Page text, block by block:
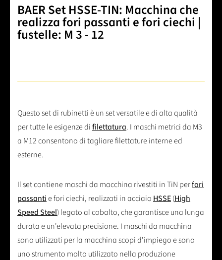
BAER Set HSSE-TIN: Macchina che
realizza fori passanti e fori ciechi |
fustelle: M 3 - 12
Questo set di rubinetti è un set versatile e di alta qualità
per tutte le esigenze difilettatura. I maschi metrici da M3
a M12 consentono di tagliare filettature interne ed
esterne.
Il set contiene maschi da macchina rivestiti in TiN perfori
passantie fori ciechi, realizzati in acciaio HSSE(High
Speed Steel) legato al cobalto, che garantisce una lunga
durata e un'elevata precisione. I maschi da macchina
sono utilizzati per la macchina scopi d'impiego e sono
uno strumento molto utilizzato nella produzione